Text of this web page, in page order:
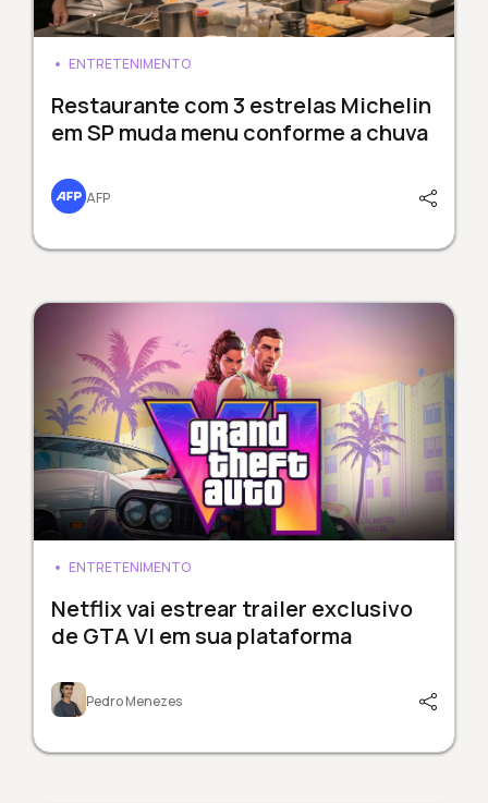
ENTRETENIMENTO
Restaurante com 3 estrelas Michelin
em SP muda menu conforme a chuva
AFP
ENTRETENIMENTO
Netflix vai estrear trailer exclusivo
de GTA VI em sua plataforma
Pedro Menezes